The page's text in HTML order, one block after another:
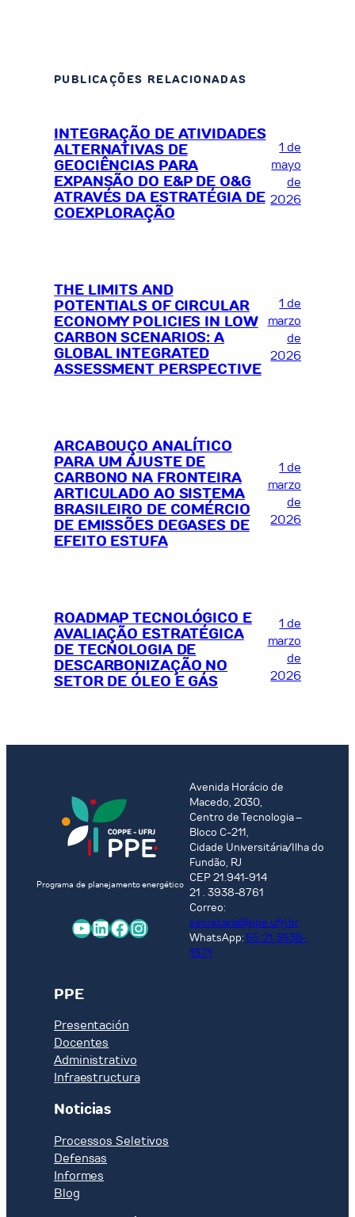
PUBLICAÇÕES RELACIONADAS
INTEGRAÇÃO DE ATIVIDADES
ALTERNATIVAS DE
GEOCIÊNCIAS PARA
EXPANSÃO DO E&P DE O&G
ATRAVÉS DA ESTRATÉGIA DE
COEXPLORAÇÃO
1 de
mayo
de
2026
THE LIMITS AND
POTENTIALS OF CIRCULAR
ECONOMY POLICIES IN LOW
CARBON SCENARIOS: A
GLOBAL INTEGRATED
ASSESSMENT PERSPECTIVE
1 de
marzo
de
2026
ARCABOUÇO ANALÍTICO
PARA UM AJUSTE DE
CARBONO NA FRONTEIRA
ARTICULADO AO SISTEMA
BRASILEIRO DE COMÉRCIO
DE EMISSÕES DEGASES DE
EFEITO ESTUFA
1 de
marzo
de
2026
ROADMAP TECNOLÓGICO E
AVALIAÇÃO ESTRATÉGICA
DE TECNOLOGIA DE
DESCARBONIZAÇÃO NO
SETOR DE ÓLEO E GÁS
1 de
marzo
de
2026
Programa de planejamento energético
YouTube LinkedIn Facebook Instagram
Avenida Horácio de
Macedo, 2030,
Centro de Tecnologia –
Bloco C-211,
Cidade Universitária/Ilha do
Fundão, RJ
CEP 21.941-914
21 . 3938-8761
Correo:
secretaria@ppe.ufrj.br
WhatsApp: 55 21 3938-
1571
PPE
Presentación
Docentes
Administrativo
Infraestructura
Noticias
Processos Seletivos
Defensas
Informes
Blog